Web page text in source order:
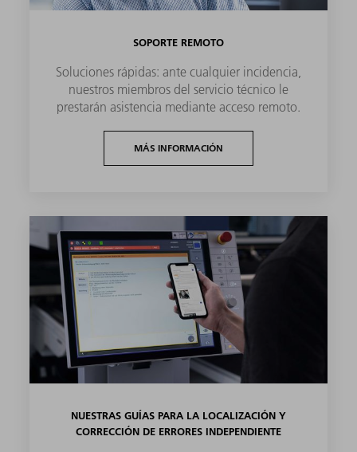
SOPORTE REMOTO
Soluciones rápidas: ante cualquier incidencia,
nuestros miembros del servicio técnico le
prestarán asistencia mediante acceso remoto.
MÁS INFORMACIÓN
NUESTRAS GUÍAS PARA LA LOCALIZACIÓN Y
CORRECCIÓN DE ERRORES INDEPENDIENTE